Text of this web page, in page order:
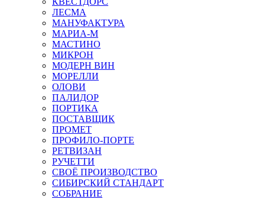
ЛЕСМА
МАНУФАКТУРА
МАРИА-М
МАСТИНО
МИКРОН
МОДЕРН ВИН
МОРЕЛЛИ
ОЛОВИ
ПАЛИДОР
ПОРТИКА
ПОСТАВЩИК
ПРОМЕТ
ПРОФИЛО-ПОРТЕ
РЕТВИЗАН
РУЧЕТТИ
СВОЁ ПРОИЗВОДСТВО
СИБИРСКИЙ СТАНДАРТ
СОБРАНИЕ